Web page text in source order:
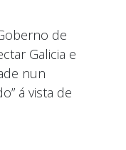
de
Galicia e
nun
á vista de